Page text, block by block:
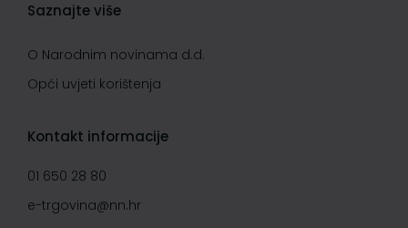
Saznajte više
O Narodnim novinama d.d.
Opći uvjeti korištenja
Kontakt informacije
01 650 28 80
e-trgovina@nn.hr